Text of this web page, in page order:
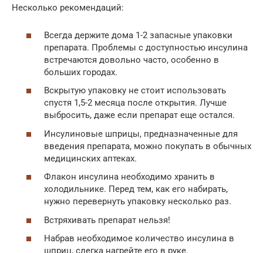
Несколько рекомендаций:
Всегда держите дома 1-2 запасные упаковки
препарата. Проблемы с доступностью инсулина
встречаются довольно часто, особенно в
больших городах.
Вскрытую упаковку не стоит использовать
спустя 1,5-2 месяца после открытия. Лучше
выбросить, даже если препарат еще остался.
Инсулиновые шприцы, предназначенные для
введения препарата, можно покупать в обычных
медицинских аптеках.
Флакон инсулина необходимо хранить в
холодильнике. Перед тем, как его набирать,
нужно перевернуть упаковку несколько раз.
Встряхивать препарат нельзя!
Набрав необходимое количество инсулина в
шприц, слегка нагрейте его в руке.